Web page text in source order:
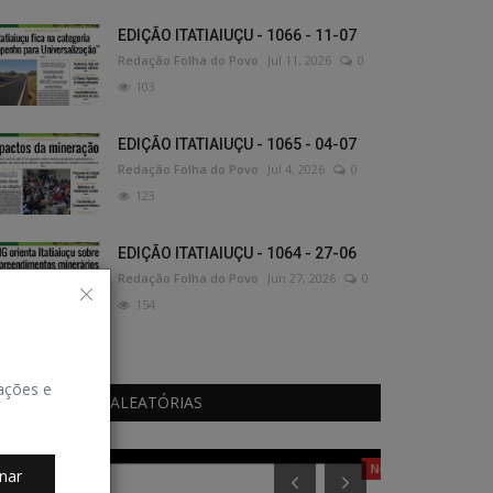
e
EDIÇÃO ITATIAIUÇU - 1066 - 11-07
Redação Folha do Povo Jul 11, 2026
0
103
EDIÇÃO ITATIAIUÇU - 1065 - 04-07
Redação Folha do Povo Jul 4, 2026
0
123
EDIÇÃO ITATIAIUÇU - 1064 - 27-06
Redação Folha do Povo Jun 27, 2026
0
154
PUBLICAÇÕES ALEATÓRIAS